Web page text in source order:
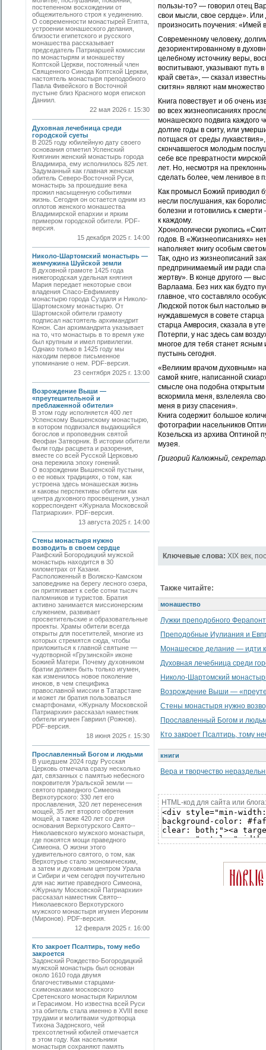
постепенном восхождении от
общежительного строя к уединению.
О современности монастырей Египта,
устроении монашеского делания,
близости египетского и русского
монашества рассказывает
председатель Патриаршей комиссии
по монастырям и монашеству
Коптской Церкви, постоянный член
Священного Синода Коптской Церкви,
настоятель монастыря преподобного
Павла Фивейского в Восточной
пустыне близ Красного моря епископ
Даниил.
22 мая 2026 г. 15:30
Духовная лечебница среди
городской суеты
В 2025 году юбилейную дату своего
основания отметил Успенский
Княгинин женский монастырь города
Владимира, ему исполнилось 825 лет.
Задуманный как главная женская
обитель Северо-Восточной Руси,
монастырь за прошедшие века
прожил насыщенную событиями
жизнь. Сегодня он остается одним из
оплотов женского монашества
Владимирской епархии и ярким
примером городской обители. PDF-
версия.
15 декабря 2025 г. 14:00
Николо-Шартомский монастырь —
жемчужина Шуйской земли
В духовной грамоте 1425 года
нижегородская удельная княгиня
Мария передает некоторые свои
владения Спасо-Евфимиеву
монастырю города Суздаля и Николо-
Шартомскому монастырю. От
Шартомской обители грамоту
подписал настоятель архимандрит
Конон. Сан архимандрита указывает
на то, что монастырь в то время уже
был крупным и имел привилегии.
Однако только в 1425 году мы
находим первое письменное
упоминание о нем. PDF-версия.
23 сентября 2025 г. 13:00
Возрождение Выши —
«преутешительной и
преблаженной обители»
В этом году исполняется 400 лет
Успенскому Вышенскому монастырю,
в котором подвизался выдающийся
богослов и проповедник святой
Феофан Затворник. В истории обители
были годы расцвета и разорения,
вместе со всей Русской Церковью
она пережила эпоху гонений.
О возрождении Вышенской пустыни,
о ее новых традициях, о том, как
устроена здесь монашеская жизнь
и каковы перспективы обители как
центра духовного просвещения, узнал
корреспондент «Журнала Московской
Патриархии». PDF-версия.
13 августа 2025 г. 14:00
Стены монастыря нужно
возводить в своем сердце
Раифский Богородицкий мужской
монастырь находится в 30
километрах от Казани.
Расположенный в Волжско-Камском
заповеднике на берегу лесного озера,
он притягивает к себе сотни тысяч
паломников и туристов. Братия
активно занимается миссионерским
служением, развивает
просветительские и образовательные
проекты. Храмы обители всегда
открыты для посетителей, многие из
которых стремятся сюда, чтобы
приложиться к главной святыне —
чудотворной «Грузинской» иконе
Божией Матери. Почему духовником
братии должен быть только игумен,
как изменилось новое поколение
иноков, в чем специфика
православной миссии в Татарстане
и может ли братия пользоваться
смартфонами, «Журналу Московской
Патриархии» рассказал наместник
обители игумен Гавриил (Рожнов).
PDF-версия.
18 июня 2025 г. 15:30
Прославленный Богом и людьми
В ушедшем 2024 году Русская
Церковь отмечала сразу несколько
дат, связанных с памятью небесного
покровителя Уральской земли —
святого праведного ­Симеона
Верхотурского: 330 лет его
прославления, 320 лет перенесения
мощей, 35 лет второго обретения
мощей, а также 420 лет со дня
основания Верхотурского Свято-­
Николаевского мужского монастыря,
где покоятся мощи праведного
Симеона. О жизни этого
удивительного святого, о том, как
Верхотурье стало экономическим,
а затем и духовным центром Урала
и Сибири и чем сегодня поучительно
для нас житие праведного Симеона,
«Журналу Московской Патриархии»
рассказал наместник Свято-­
Николаевского Верхотурского
мужского монастыря игумен Иероним
(Миронов). PDF-версия.
12 февраля 2025 г. 16:00
Кто закроет Псалтирь, тому небо
закроется
Задонский Рождество-Богородицкий
мужской монастырь был основан
около 1610 года двумя
благочестивыми старцами-
схимонахами московского
Сретенского монастыря Кириллом
и Герасимом. Но известна всей Руси
эта обитель стала именно в XVIII веке
трудами и молитвами чудотворца
Тихона Задонского, чей
трехсотлетний юбилей отмечается
в этом году. Как насельники
монастыря сохраняют память
пользы-то? — говорил отец
свои мысли, свое сердце».
произносить поучения: «Имей
Современному человеку,
дезориентированному в
целебному источнику веры,
воспитывают, указывают путь
край света», — сказал
скитян» являют нам
Книга повествует и об очень
во всех жизнеописаниях
монашеского подвига каждого
долгие годы в скиту, или
потщася от среды
скончавшегося молодым
себе все превратности
лет. Но, несмотря на
сделать более, чем ленивое в
Как промысл Божий приводил
несли послушания, как
болезни и готовились к
к каждому.
Хронологически рукопись
годов. В «Жизнеописаниях»
наполняет книгу особым
Так, одно из жизнеописаний
предпринимаемый им ради
жертву». В конце другого —
Варлаама. Без них как будто
главное, что составляло
Людской поток был настолько
нуждавшемуся в совете
старца Амвросия, сказала в
Потерпи, у нас здесь сам
многое для тебя станет
пустынь сегодня.
«Великим врачом духовным»
самой книге, написанной
смысле она подобна открытым
вскормила меня, взлелеяла
меня в ризу спасения».
Книга содержит большое
фотографии насельников
Козельска из архива Оптиной
музея.
Григорий Калюжный,
Ключевые слова: XIX век,
Также читайте:
монашество
Лужки преподобного
Преподобные Иулиания и
Монашеское делание — идти
Духовная лечебница среди
Николо-Шартомский
Возрождение Выши —
Стены монастыря нужно
Прославленный Богом и
Кто закроет Псалтирь, тому
книги
Вера и творчество
HTML-код для сайта или блога: